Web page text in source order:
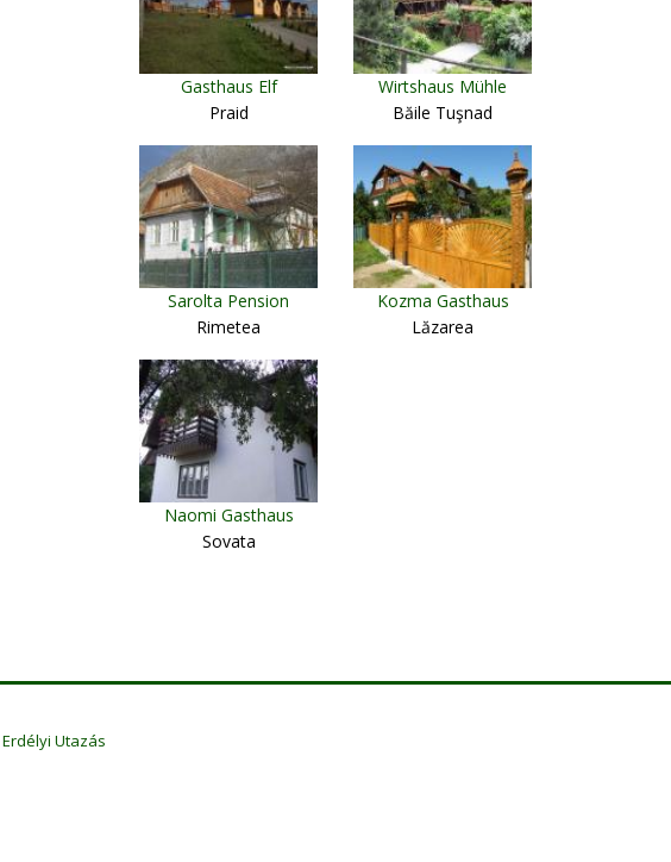
Gasthaus Elf
Praid
Wirtshaus Mühle
Băile Tuşnad
Sarolta Pension
Rimetea
Kozma Gasthaus
Lăzarea
Naomi Gasthaus
Sovata
Erdélyi Utazás